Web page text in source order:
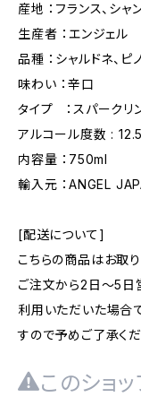
産地 ：フランス、シャ
生産者 ：エンジェル
品種 ：シャルドネ、ピ
味わい ：辛口
タイプ ：スパークリ
アルコール度数 :
内容量 ：750ml
輸入元 ：ANGEL
[配送について]
こちらの商品はお取
ご注文から2日～5日
利用いただいた場合
すので予めご了承くだ
このショ